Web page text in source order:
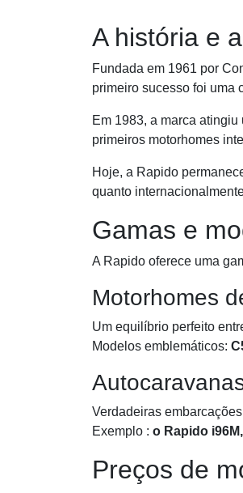
A história e
Fundada em 1961 por
primeiro sucesso foi uma
Em 1983, a marca
primeiros motorhomes
Hoje, a Rapido
quanto
Gamas e
A Rapido oferece uma
Motorhomes
Um equilíbrio perfeito
Modelos emblemáticos:
Verdadeiras
Exemplo : o Rapido
Preços de